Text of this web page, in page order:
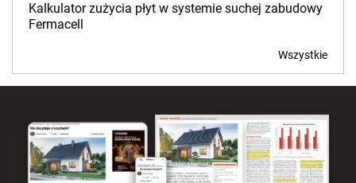
Kalkulator zużycia płyt w systemie suchej zabudowy
Fermacell
Wszystkie